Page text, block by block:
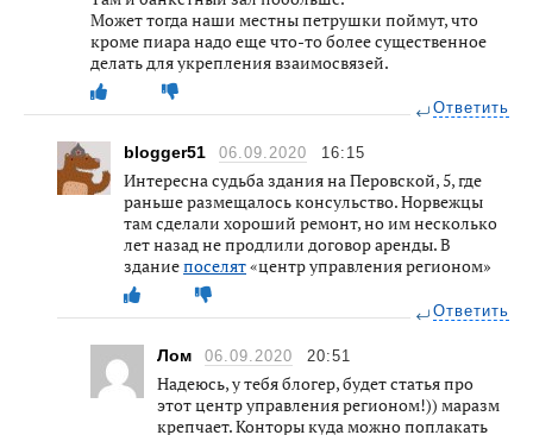
Может тогда наши местны петрушки поймут, что
кроме пиара надо еще что-то более существенное
делать для укрепления взаимосвязей.
Ответить
blogger51 06.09.2020 16:15
Интересна судьба здания на Перовской, 5, где
раньше размещалось консульство. Норвежцы
там сделали хороший ремонт, но им несколько
лет назад не продлили договор аренды. В
зданиепоселят«центр управления регионом»
Ответить
Лом 06.09.2020 20:51
Надеюсь, у тебя блогер, будет статья про
этот центр управления регионом!)) маразм
крепчает. Конторы куда можно поплакать